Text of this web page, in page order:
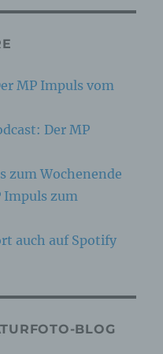
MP Impuls vom
Der MP
zum Wochenende
Impuls zum
auch auf Spotify
BLOG
Ausdruck der
kulturellen oder
oder
Person, deren
von dem für die
verarbeitet
im